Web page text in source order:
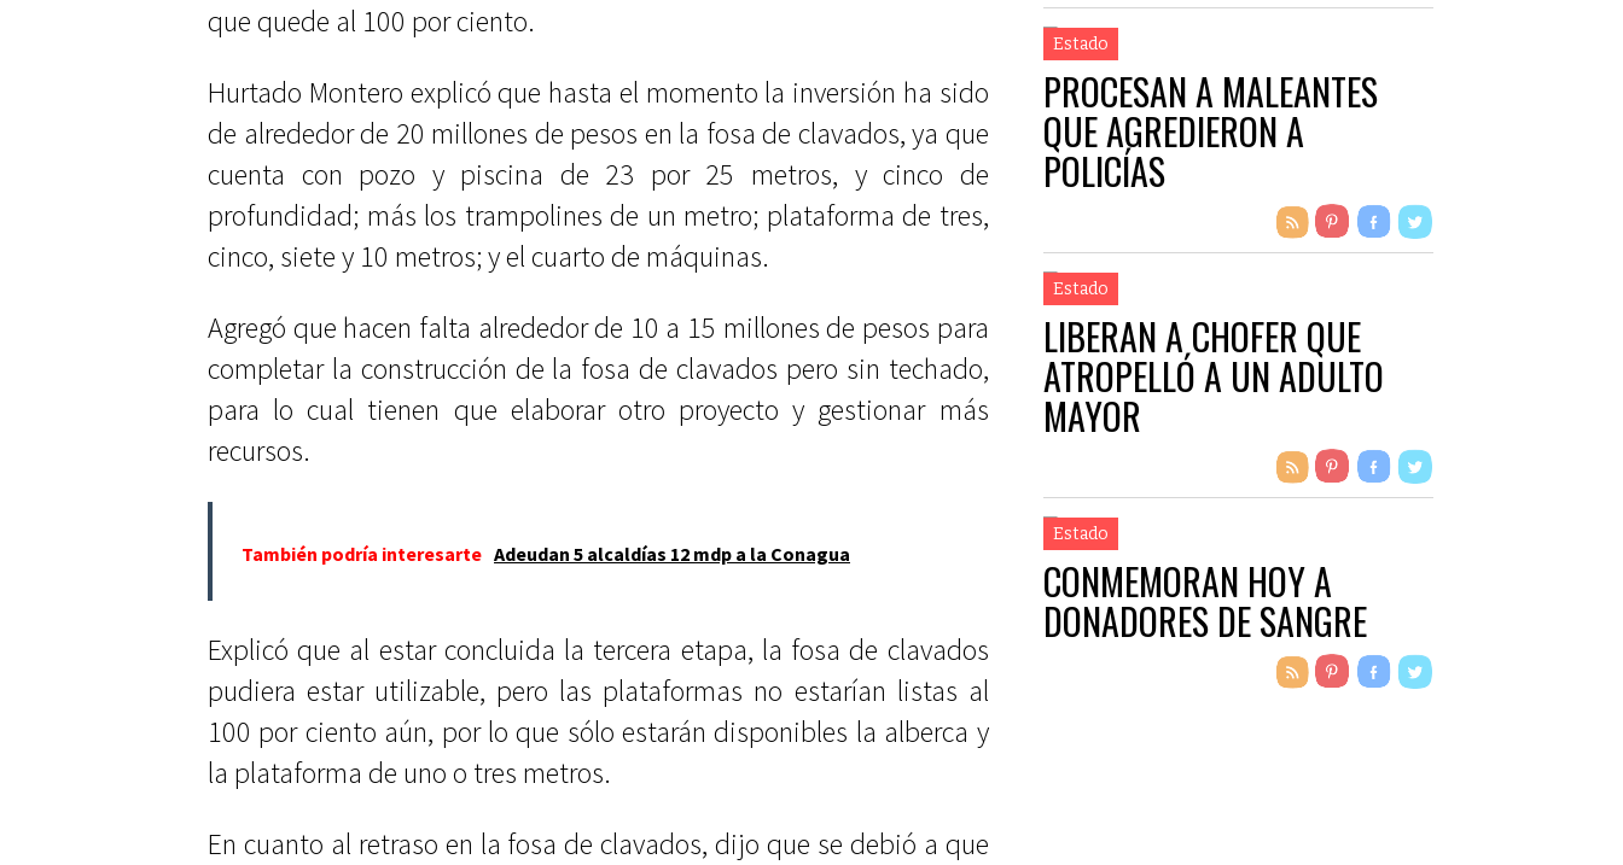
que quede al 100 por ciento.
Hurtado Montero explicó que hasta el momento la inversión ha sido
de alrededor de 20 millones de pesos en la fosa de clavados, ya que
cuenta con pozo y piscina de 23 por 25 metros, y cinco de
profundidad; más los trampolines de un metro; plataforma de tres,
cinco, siete y 10 metros; y el cuarto de máquinas.
Agregó que hacen falta alrededor de 10 a 15 millones de pesos para
completar la construcción de la fosa de clavados pero sin techado,
para lo cual tienen que elaborar otro proyecto y gestionar más
recursos.
También podría interesarte Adeudan 5 alcaldías 12 mdp a la Conagua
Explicó que al estar concluida la tercera etapa, la fosa de clavados
pudiera estar utilizable, pero las plataformas no estarían listas al
100 por ciento aún, por lo que sólo estarán disponibles la alberca y
la plataforma de uno o tres metros.
En cuanto al retraso en la fosa de clavados, dijo que se debió a que
Estado
PROCESAN A MALEANTES
QUE AGREDIERON A
POLICÍAS
Estado
LIBERAN A CHOFER QUE
ATROPELLÓ A UN ADULTO
MAYOR
Estado
CONMEMORAN HOY A
DONADORES DE SANGRE